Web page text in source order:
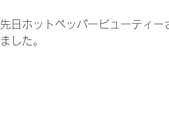
先日ホットペッパービューティ
ました。